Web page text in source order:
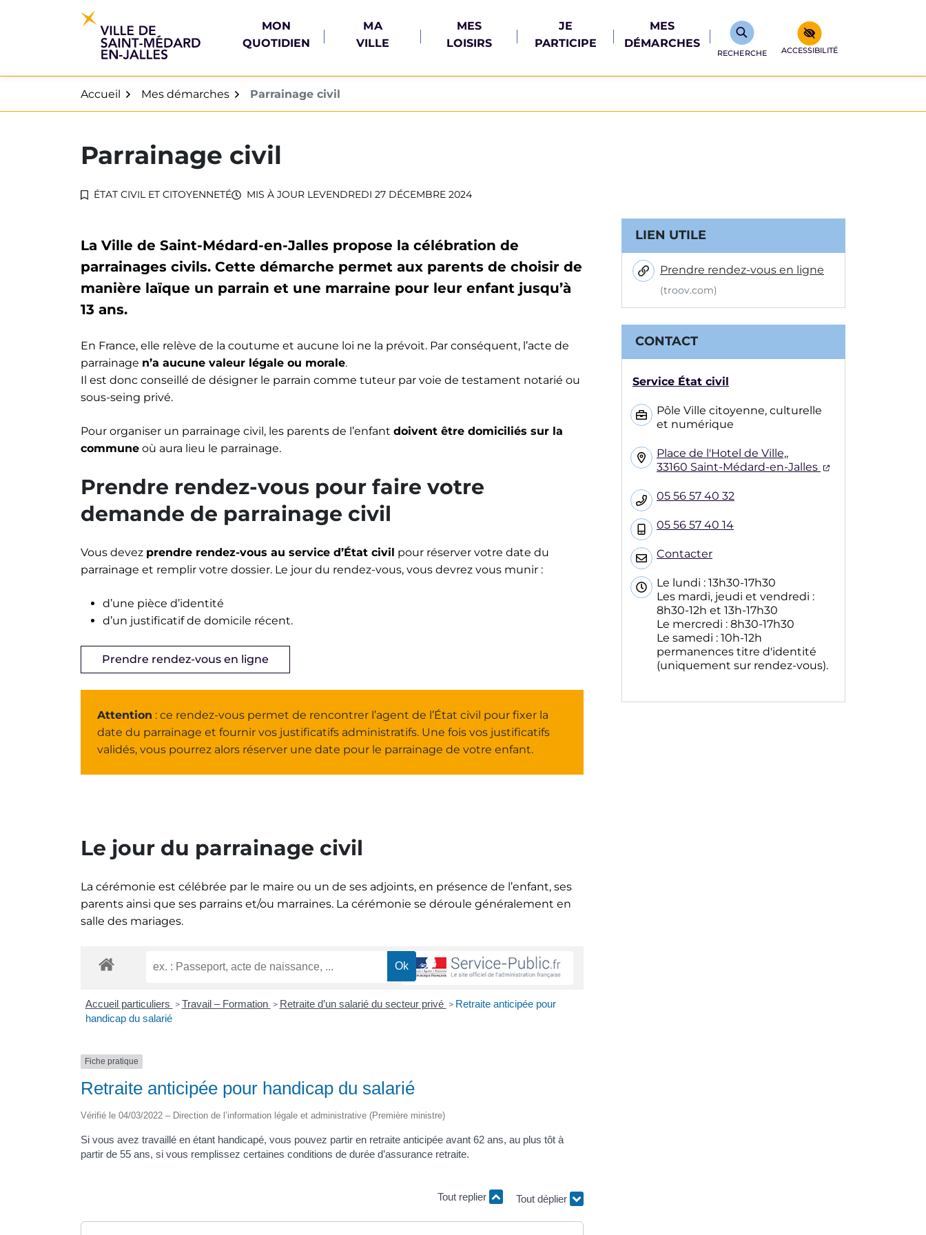
MON
QUOTIDIEN
MA
VILLE
MES
LOISIRS
JE
PARTICIPE
MES
DÉMARCHES
RECHERCHE ACCESSIBILITÉ
Accueil Mes démarches Parrainage civil
Parrainage civil
ÉTAT CIVIL ET CITOYENNETÉ MIS À JOUR LEVENDREDI 27 DÉCEMBRE 2024
La Ville de Saint-Médard-en-Jalles propose la célébration de
parrainages civils. Cette démarche permet aux parents de choisir de
manière laïque un parrain et une marraine pour leur enfant jusqu’à
13 ans.
En France, elle relève de la coutume et aucune loi ne la prévoit. Par conséquent, l’acte de
parrainage n’a aucune valeur légale ou morale.
Il est donc conseillé de désigner le parrain comme tuteur par voie de testament notarié ou
sous-seing privé.
Pour organiser un parrainage civil, les parents de l’enfant doivent être domiciliés sur la
commune où aura lieu le parrainage.
Prendre rendez-vous pour faire votre
demande de parrainage civil
Vous devez prendre rendez-vous au service d’État civil pour réserver votre date du
parrainage et remplir votre dossier. Le jour du rendez-vous, vous devrez vous munir :
d’une pièce d’identité
d’un justificatif de domicile récent.
Prendre rendez-vous en ligne
Attention : ce rendez-vous permet de rencontrer l’agent de l’État civil pour fixer la
date du parrainage et fournir vos justificatifs administratifs. Une fois vos justificatifs
validés, vous pourrez alors réserver une date pour le parrainage de votre enfant.
Le jour du parrainage civil
La cérémonie est célébrée par le maire ou un de ses adjoints, en présence de l’enfant, ses
parents ainsi que ses parrains et/ou marraines. La cérémonie se déroule généralement en
salle des mariages.
Accueil particuliers > Travail – Formation > Retraite d’un salarié du secteur privé > Retraite anticipée pour
handicap du salarié
Fiche pratique
Retraite anticipée pour handicap du salarié
Vérifié le 04/03/2022 – Direction de l’information légale et administrative (Première ministre)
Si vous avez travaillé en étant handicapé, vous pouvez partir en retraite anticipée avant 62 ans, au plus tôt à
partir de 55 ans, si vous remplissez certaines conditions de durée d’assurance retraite.
Tout replier
Tout déplier
Informations
LIEN UTILE
Prendre rendez-vous en ligne
(troov.com)
CONTACT
Service État civil
Pôle Ville citoyenne, culturelle
et numérique
Place de l'Hotel de Ville,,
33160 Saint-Médard-en-Jalles
(ouverture dans
05 56 57 40 32
05 56 57 40 14
Contacter
Le lundi : 13h30-17h30
Les mardi, jeudi et vendredi :
8h30-12h et 13h-17h30
Le mercredi : 8h30-17h30
Le samedi : 10h-12h
permanences titre d'identité
(uniquement sur rendez-vous).